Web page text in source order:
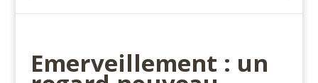
Emerveillement : un